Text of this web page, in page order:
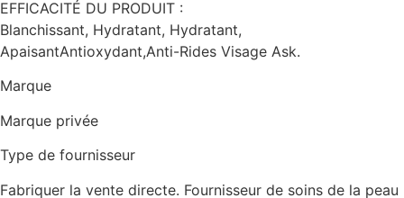
EFFICACITÉ DU PRODUIT :
Blanchissant, Hydratant, Hydratant,
ApaisantAntioxydant,Anti-Rides Visage Ask.
Marque
Marque privée
Type de fournisseur
Fabriquer la vente directe. Fournisseur de soins de la peau